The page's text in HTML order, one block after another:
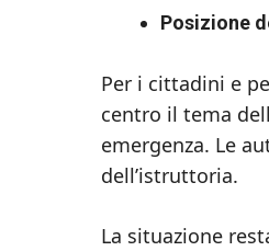
Posizione
Per i cittadini e
centro il tema
emergenza. Le
dell’istruttoria.
La situazione